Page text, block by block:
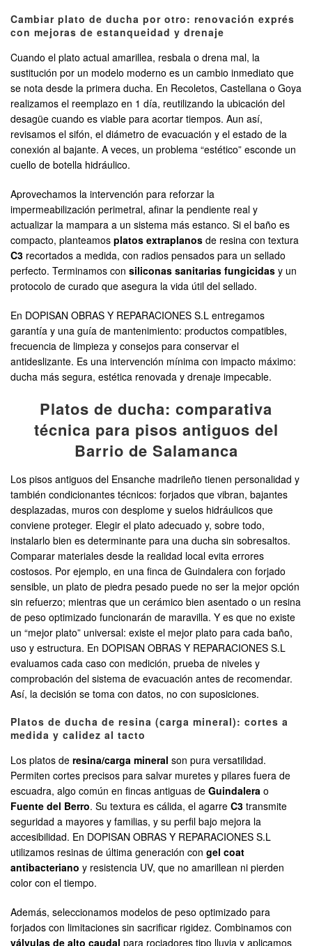
Cambiar plato de ducha por otro: renovación exprés
con mejoras de estanqueidad y drenaje
Cuando el plato actual amarillea, resbala o drena mal, la
sustitución por un modelo moderno es un cambio inmediato que
se nota desde la primera ducha. En Recoletos, Castellana o Goya
realizamos el reemplazo en 1 día, reutilizando la ubicación del
desagüe cuando es viable para acortar tiempos. Aun así,
revisamos el sifón, el diámetro de evacuación y el estado de la
conexión al bajante. A veces, un problema “estético” esconde un
cuello de botella hidráulico.
Aprovechamos la intervención para reforzar la
impermeabilización perimetral, afinar la pendiente real y
actualizar la mampara a un sistema más estanco. Si el baño es
compacto, planteamos platos extraplanos de resina con textura
C3 recortados a medida, con radios pensados para un sellado
perfecto. Terminamos con siliconas sanitarias fungicidas y un
protocolo de curado que asegura la vida útil del sellado.
En DOPISAN OBRAS Y REPARACIONES S.L entregamos
garantía y una guía de mantenimiento: productos compatibles,
frecuencia de limpieza y consejos para conservar el
antideslizante. Es una intervención mínima con impacto máximo:
ducha más segura, estética renovada y drenaje impecable.
Platos de ducha: comparativa
técnica para pisos antiguos del
Barrio de Salamanca
Los pisos antiguos del Ensanche madrileño tienen personalidad y
también condicionantes técnicos: forjados que vibran, bajantes
desplazadas, muros con desplome y suelos hidráulicos que
conviene proteger. Elegir el plato adecuado y, sobre todo,
instalarlo bien es determinante para una ducha sin sobresaltos.
Comparar materiales desde la realidad local evita errores
costosos. Por ejemplo, en una finca de Guindalera con forjado
sensible, un plato de piedra pesado puede no ser la mejor opción
sin refuerzo; mientras que un cerámico bien asentado o un resina
de peso optimizado funcionarán de maravilla. Y es que no existe
un “mejor plato” universal: existe el mejor plato para cada baño,
uso y estructura. En DOPISAN OBRAS Y REPARACIONES S.L
evaluamos cada caso con medición, prueba de niveles y
comprobación del sistema de evacuación antes de recomendar.
Así, la decisión se toma con datos, no con suposiciones.
Platos de ducha de resina (carga mineral): cortes a
medida y calidez al tacto
Los platos de resina/carga mineral son pura versatilidad.
Permiten cortes precisos para salvar muretes y pilares fuera de
escuadra, algo común en fincas antiguas de Guindalera o
Fuente del Berro. Su textura es cálida, el agarre C3 transmite
seguridad a mayores y familias, y su perfil bajo mejora la
accesibilidad. En DOPISAN OBRAS Y REPARACIONES S.L
utilizamos resinas de última generación con gel coat
antibacteriano y resistencia UV, que no amarillean ni pierden
color con el tiempo.
Además, seleccionamos modelos de peso optimizado para
forjados con limitaciones sin sacrificar rigidez. Combinamos con
válvulas de alto caudal para rociadores tipo lluvia y aplicamos